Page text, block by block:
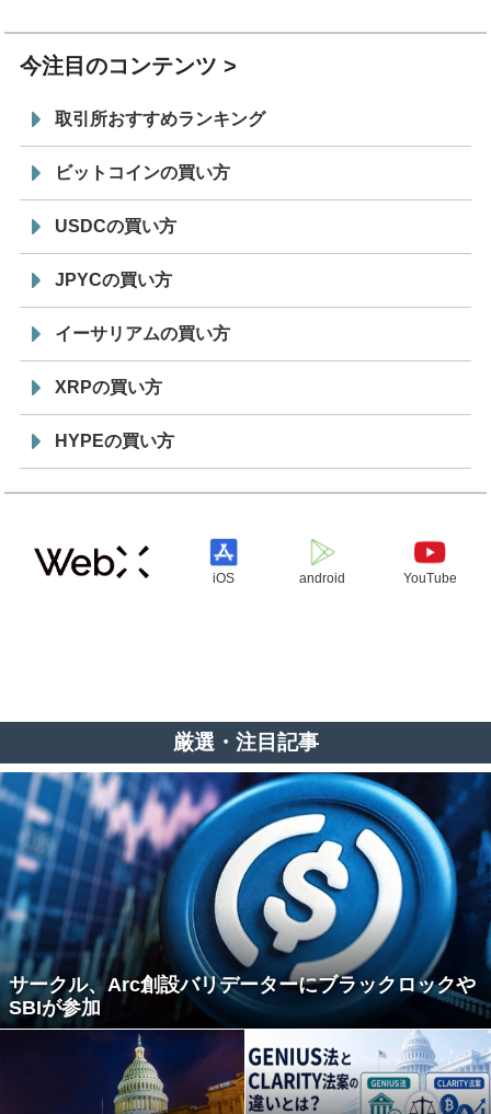
今注目のコンテンツ
取引所おすすめランキング
ビットコインの買い方
USDCの買い方
JPYCの買い方
イーサリアムの買い方
XRPの買い方
HYPEの買い方
iOS android YouTube
厳選・注目記事
サークル、Arc創設バリデーターにブラックロックや
SBIが参加